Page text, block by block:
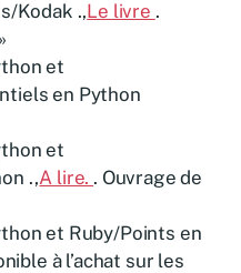
Kodak .,Le livre .
et
en Python
et
.,A lire. . Ouvrage de
et Ruby/Points en
à l’achat sur les